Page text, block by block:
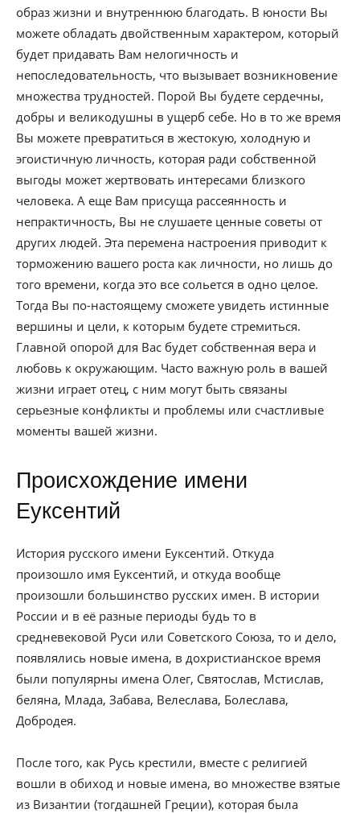
образ жизни и внутреннюю благодать. В юности Вы
можете обладать двойственным характером, который
будет придавать Вам нелогичность и
непоследовательность, что вызывает возникновение
множества трудностей. Порой Вы будете сердечны,
добры и великодушны в ущерб себе. Но в то же время
Вы можете превратиться в жестокую, холодную и
эгоистичную личность, которая ради собственной
выгоды может жертвовать интересами близкого
человека. А еще Вам присуща рассеянность и
непрактичность, Вы не слушаете ценные советы от
других людей. Эта перемена настроения приводит к
торможению вашего роста как личности, но лишь до
того времени, когда это все сольется в одно целое.
Тогда Вы по-настоящему сможете увидеть истинные
вершины и цели, к которым будете стремиться.
Главной опорой для Вас будет собственная вера и
любовь к окружающим. Часто важную роль в вашей
жизни играет отец, с ним могут быть связаны
серьезные конфликты и проблемы или счастливые
моменты вашей жизни.
Происхождение имени
Еуксентий
История русского имени Еуксентий. Откуда
произошло имя Еуксентий, и откуда вообще
произошли большинство русских имен. В истории
России и в её разные периоды будь то в
средневековой Руси или Советского Союза, то и дело,
появлялись новые имена, в дохристианское время
были популярны имена Олег, Святослав, Мстислав,
беляна, Млада, Забава, Велеслава, Болеслава,
Добродея.
После того, как Русь крестили, вместе с религией
вошли в обиход и новые имена, во множестве взятые
из Византии (тогдашней Греции), которая была